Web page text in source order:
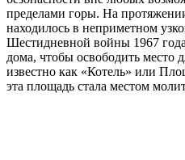
пределами горы. На
находилось в неприметном
Шестидневной войны 1967
дома, чтобы освободить место
известно как «Котель» или
эта площадь стала местом